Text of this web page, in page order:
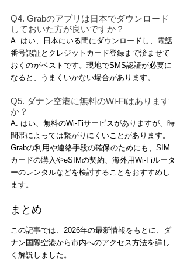
Q4. Grabのアプリは日本でダウンロード
しておいた方が良いですか？
A. はい、日本にいる間にダウンロードし、電話
番号認証とクレジットカード登録まで済ませて
おくのがベストです。現地でSMS認証が必要に
なると、うまくいかない場合があります。
Q5. ダナン空港に無料のWi-Fiはあります
か？
A. はい、無料のWi-Fiサービスがありますが、時
間帯によっては繋がりにくいことがあります。
Grabの利用や連絡手段の確保のためにも、SIM
カードの購入やeSIMの契約、海外用Wi-Fiルータ
ーのレンタルなどを検討することをおすすめし
ます。
まとめ
この記事では、2026年の最新情報をもとに、ダ
ナン国際空港から市内へのアクセス方法を詳し
く解説しました。